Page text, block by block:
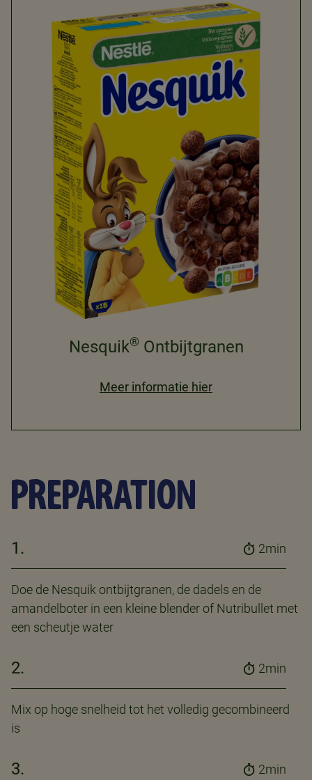
Nesquik®Ontbijtgranen
Meer informatie hier
PREPARATION
1. 2min
Doe de Nesquik ontbijtgranen, de dadels en de
amandelboter in een kleine blender of Nutribullet met
een scheutje water
2. 2min
Mix op hoge snelheid tot het volledig gecombineerd
is
3. 2min